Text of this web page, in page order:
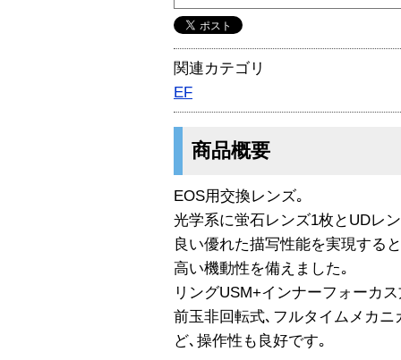
関連カテゴリ
EF
商品概要
EOS用交換レンズ｡
光学系に蛍石レンズ1枚とUDレ
良い優れた描写性能を実現する
高い機動性を備えました｡
リングUSM+インナーフォーカ
前玉非回転式､フルタイムメカ
ど､操作性も良好です｡